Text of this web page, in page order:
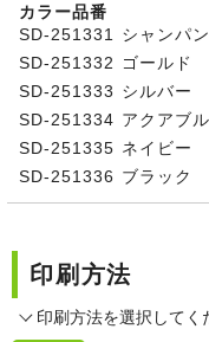
カラー品番
SD-251331 シャンパ
SD-251332 ゴールド
SD-251333 シルバー
SD-251334 アクアブ
SD-251335 ネイビー
SD-251336 ブラック
印刷方法
印刷方法を選択してく